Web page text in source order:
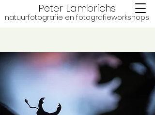
Peter Lambrichs
natuurfotografie en fotografieworkshops